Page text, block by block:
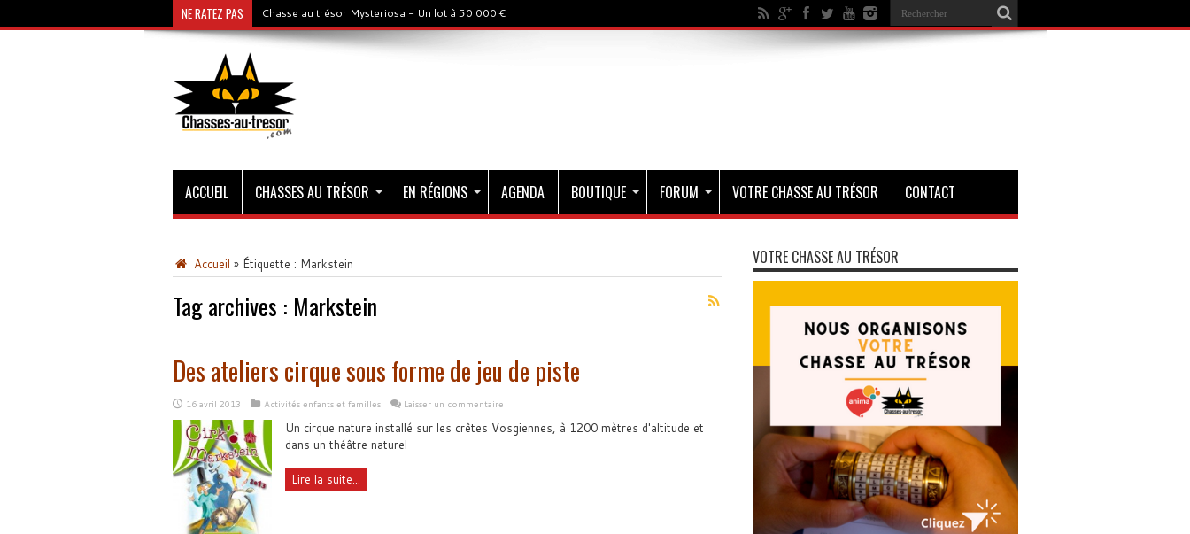
NE RATEZ PAS Chasse au trésor Mysteriosa - Un lot à 50 000 €
ACCUEIL CHASSES AU TRÉSOR EN RÉGIONS AGENDA BOUTIQUE FORUM VOTRE CHASSE AU TRÉSOR CONTACT
Accueil » Étiquette : Markstein
Tag archives : Markstein
Des ateliers cirque sous forme de jeu de piste
16 avril 2013 Activités enfants et familles Laisser un commentaire
Un cirque nature installé sur les crêtes Vosgiennes, à 1200 mètres d'altitude et
dans un théâtre naturel
Lire la suite...
VOTRE CHASSE AU TRÉSOR